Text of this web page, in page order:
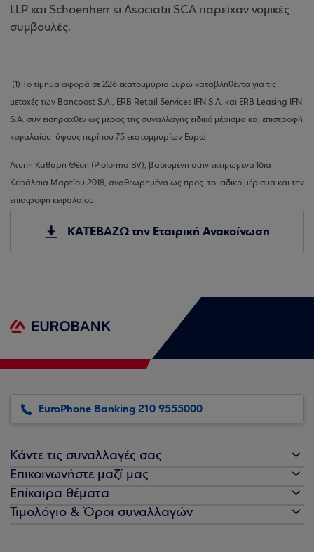
LLP και Schoenherr si Asociatii SCA παρείχαν νομικές
συμβουλές.
(1) Το τίμημα αφορά σε 226 εκατομμύρια Ευρώ καταβληθέντα για τις
μετοχές των Bancpost S.A., ERB Retail Services IFN S.A. και ERB Leasing IFN
S.A. συν εισπραχθέν ως μέρος της συναλλαγής ειδικό μέρισμα και επιστροφή
κεφαλαίου ύψους περίπου 75 εκατομμυρίων Ευρώ.
Άτυπη Καθαρή Θέση (Proforma BV), βασισμένη στην εκτιμώμενα Ίδια
Κεφάλαια Μαρτίου 2018, αναθεωρημένα ως προς το ειδικό μέρισμα και την
επιστροφή κεφαλαίου.
ΚΑΤΕΒΑΖΩ την Εταιρική Ανακοίνωση
EuroPhone Banking 210 9555000
Κάντε τις συναλλαγές σας
Επικοινωνήστε μαζί μας
Επίκαιρα θέματα
Τιμολόγιο & Όροι συναλλαγών